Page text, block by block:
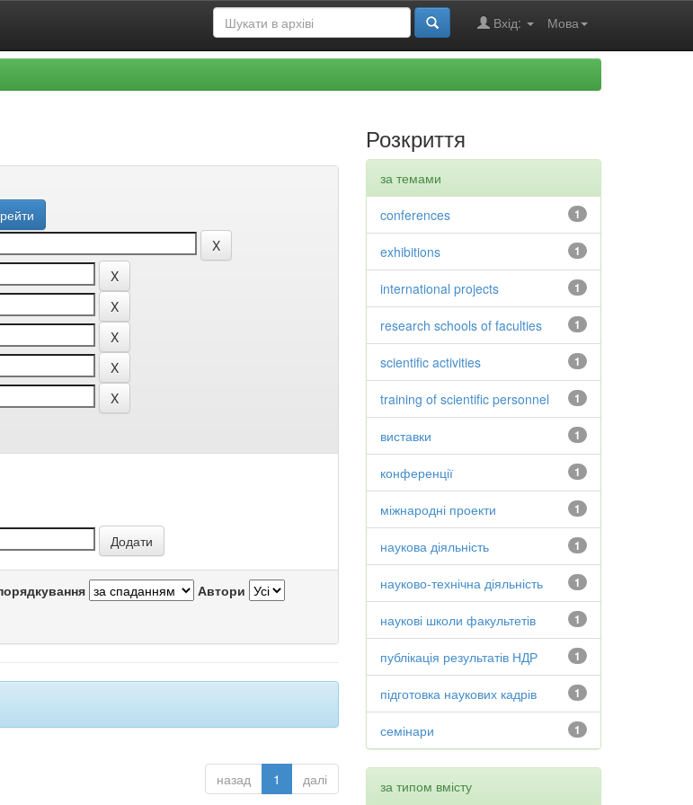
Мова
Вхід:
Автори
назад 1 далі
Розкриття
за темами
1
conferences
1
exhibitions
1
international projects
1
research schools of faculties
1
scientific activities
1
training of scientific personnel
1
виставки
1
конференції
1
міжнародні проекти
1
наукова діяльність
1
науково-технічна діяльність
1
наукові школи факультетів
1
публікація результатів НДР
1
підготовка наукових кадрів
1
семінари
за типом вмісту